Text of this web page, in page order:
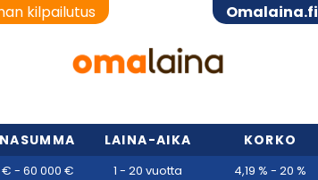
Omalaina.fi
kilpailutus
LAINA-AIKA KORKO
€ - 60 000 € 1 - 20 vuotta 4,19 % - 20 %